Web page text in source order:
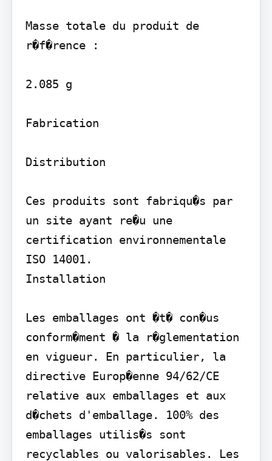
Masse totale du produit de
r�f�rence :
2.085 g
Fabrication
Distribution
Ces produits sont fabriqu�s par
un site ayant re�u une
certification environnementale
ISO 14001.
Installation
Les emballages ont �t� con�us
conform�ment � la r�glementation
en vigueur. En particulier, la
directive Europ�enne 94/62/CE
relative aux emballages et aux
d�chets d'emballage. 100% des
emballages utilis�s sont
recyclables ou valorisables. Les